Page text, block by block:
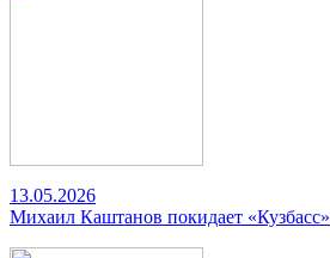
13.05.2026
Михаил Каштанов покидает «Кузбасс»